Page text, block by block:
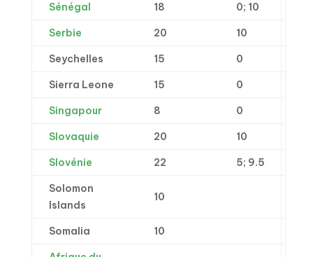
Sénégal 18 0; 10
Serbie 20 10
Seychelles 15 0
Sierra Leone 15 0
Singapour 8 0
Slovaquie 20 10
Slovénie 22 5; 9.5
Solomon
Islands
10
Somalia 10